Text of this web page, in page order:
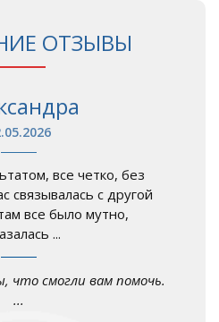
ОТЗЫВЫ
все четко, без
связывалась с другой
все было мутно,
...
что смогли вам помочь.
...